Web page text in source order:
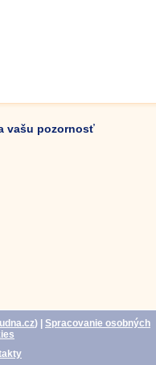
vašu pozornosť
)
Spracovanie osobných